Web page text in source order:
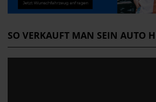
SO VERKAUFT MAN SEIN AUTO